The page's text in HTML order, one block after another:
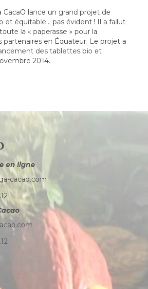
CacaO lance un grand projet de
et équitable… pas évident ! Il a fallut
la « paperasse » pour la
partenaires en Équateur. Le projet a
des tablettes bio et
2014.
en ligne
cacao.com